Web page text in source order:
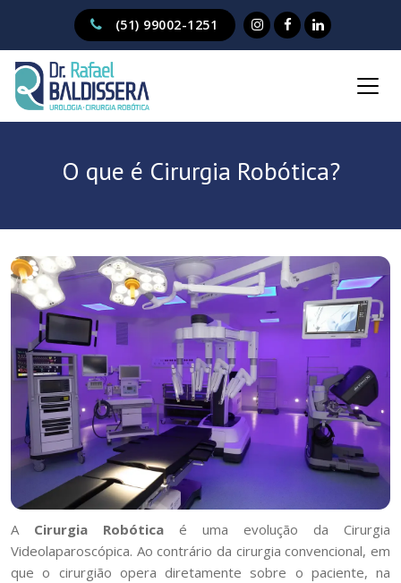
(51) 99002-1251
O que é Cirurgia Robótica?
A Cirurgia Robótica é uma evolução da Cirurgia
Videolaparoscópica. Ao contrário da cirurgia convencional, em
que o cirurgião opera diretamente sobre o paciente, na